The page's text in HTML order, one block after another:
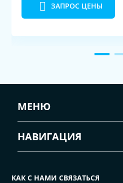
ЗАПРОС ЦЕНЫ
МЕНЮ
НАВИГАЦИЯ
КАК С НАМИ СВЯЗАТЬСЯ